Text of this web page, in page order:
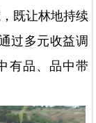
既让林地持续
过多元收益调
有品、品中带